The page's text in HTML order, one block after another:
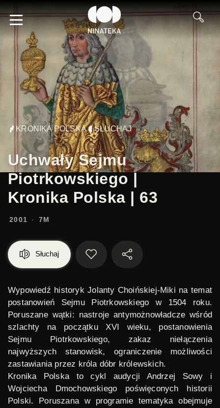
KRONIKA POLSKA SŁUCHAJ
Uchwały Sejmu
Piotrkowskiego |
Kronika Polska | 63
2001 7M
Słuchaj
Wypowiedź historyk Jolanty Choińskiej-Miki na temat
postanowień Sejmu Piotrkowskiego w 1504 roku.
Poruszane wątki: nastroje antymożnowładcze wśród
szlachty na początku XVI wieku, postanowienia
Sejmu Piotrkowskiego, zakaz niełączenia
najwyższych stanowisk, ograniczenie możliwości
zastawiania przez króla dóbr królewskich.
Kronika Polskato cykl audycji Andrzej Sowy i
Wojciecha Dmochowskiego poświęconych historii
Polski. Poruszana w programie tematyka obejmuje